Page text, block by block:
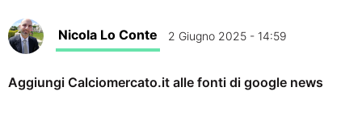
Nicola Lo Conte 2 Giugno 2025 - 14:59
Aggiungi Calciomercato.it alle fonti di google news